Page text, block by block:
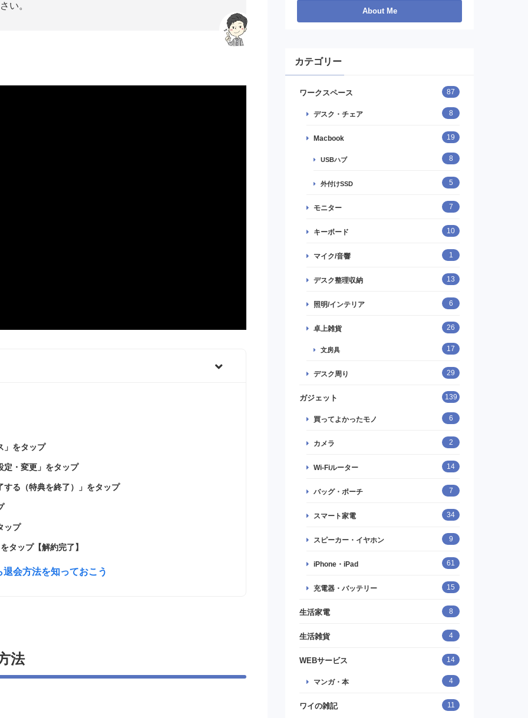
い。
」をタップ
定・変更」をタップ
る（特典を終了）」をタップ
ップ
タップ【解約完了】
会方法を知っておこう
法
カテゴリー
ワークスペース 87
デスク・チェア 8
Macbook 19
USBハブ 8
外付けSSD 5
モニター 7
キーボード 10
マイク/音響 1
デスク整理収納 13
照明/インテリア 6
卓上雑貨 26
文房具 17
デスク周り 29
ガジェット 139
買ってよかったモノ 6
カメラ 2
Wi-Fiルーター 14
バッグ・ポーチ 7
スマート家電 34
スピーカー・イヤホン 9
iPhone・iPad 61
充電器・バッテリー 15
生活家電 8
生活雑貨 4
WEBサービス 14
マンガ・本 4
ワイの雑記 11